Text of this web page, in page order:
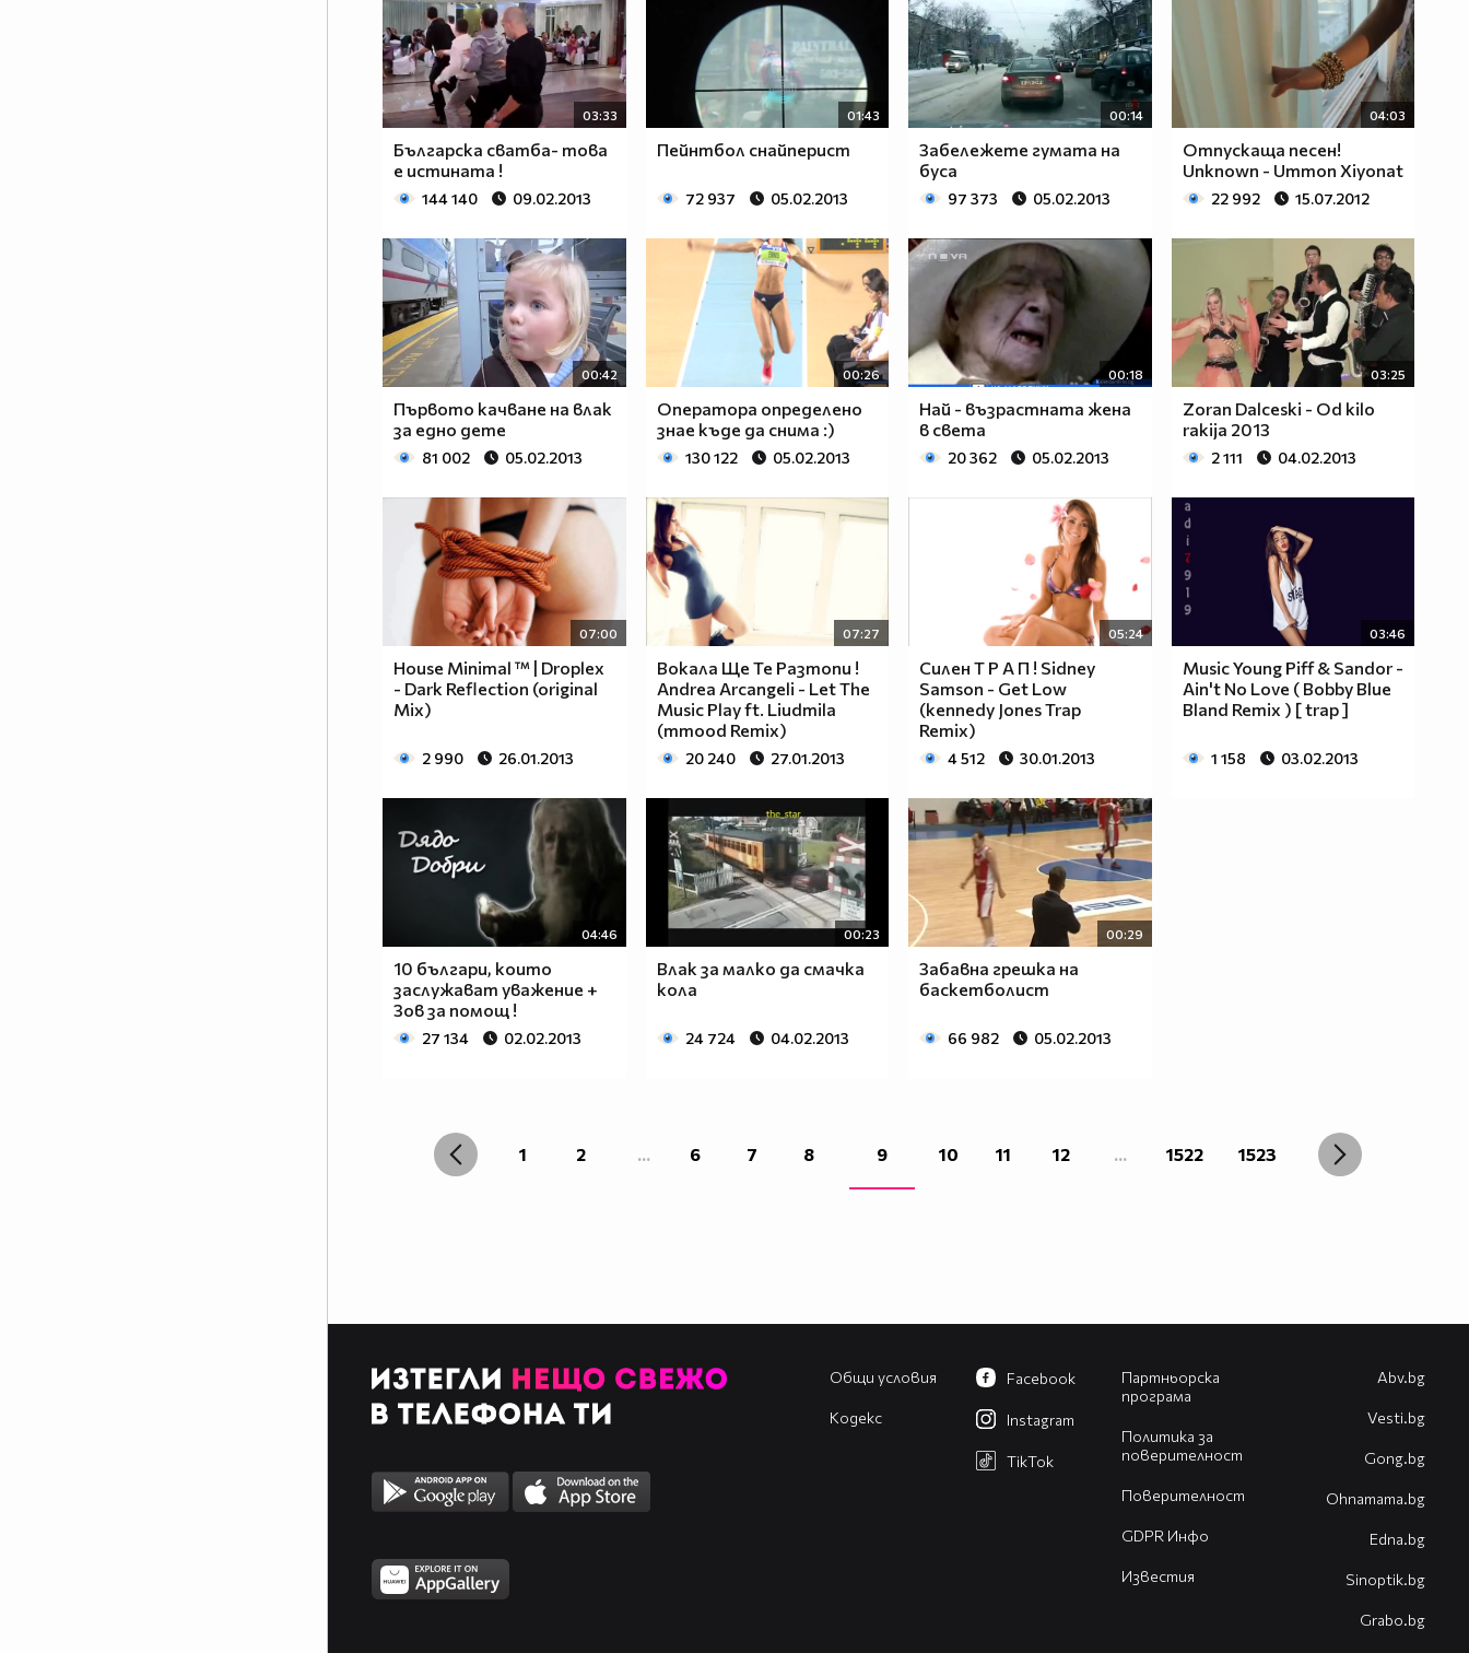
03:33
Българска сватба- това
е истината !
144 140 09.02.2013
01:43
Пейнтбол снайперист
72 937 05.02.2013
00:14
Забележете гумата на
буса
97 373 05.02.2013
04:03
Отпускаща песен!
Unknown - Ummon Xiyonat
22 992 15.07.2012
00:42
Първото качване на влак
за едно дете
81 002 05.02.2013
00:26
Оператора определено
знае къде да снима :)
130 122 05.02.2013
00:18
Най - възрастната жена
в света
20 362 05.02.2013
03:25
Zoran Dalceski - Od kilo
rakija 2013
2 111 04.02.2013
07:00
House Minimal ™ | Droplex
- Dark Reflection (original
Mix)
2 990 26.01.2013
07:27
Вокалa Ще Те Разтопи !
Andrea Arcangeli - Let The
Music Play ft. Liudmila
(mmood Remix)
20 240 27.01.2013
05:24
Силен Т Р А П ! Sidney
Samson - Get Low
(kennedy Jones Trap
Remix)
4 512 30.01.2013
03:46
Music Young Piff & Sandor -
Ain't No Love ( Bobby Blue
Bland Remix ) [ trap ]
1 158 03.02.2013
04:46
10 българи, които
заслужават уважение +
Зов за помощ !
27 134 02.02.2013
00:23
Влак за малко да смачка
кола
24 724 04.02.2013
00:29
Забавна грешка на
баскетболист
66 982 05.02.2013
1 2 ... 6 7 8 9 10 11 12 ... 1522 1523
Общи условия
Кодекс
Партньорска
програма
Политика за
поверителност
Поверителност
GDPR Инфо
Известия
Facebook
Instagram
TikTok
Abv.bg
Vesti.bg
Gong.bg
Оhnamama.bg
Edna.bg
Sinoptik.bg
Grabo.bg